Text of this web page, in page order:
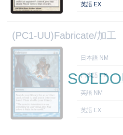
英語 EX
(PC1-UU)Fabricate/加工
日本語 NM
日本語 EX
英語 NM
英語 EX